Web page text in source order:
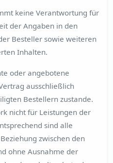
keine Verantwortung für
der Angaben in den
Besteller sowie weiteren
Inhalten.
oder angebotene
ausschließlich
Bestellern zustande.
nicht für Leistungen der
sind alle
zwischen den
ohne Ausnahme der